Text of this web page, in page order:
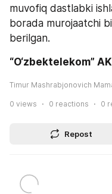
muvofiq dastlabki
borada murojaatchi
berilgan.
“O‘zbektelekom”
Timur Mashrabjonovich
0 views 0 reactions 0
Repost